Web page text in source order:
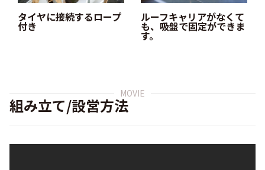
タイヤに接続するロープ
付き
ルーフキャリアがなくて
も、吸盤で固定ができま
す。
MOVIE
組み立て/設営方法